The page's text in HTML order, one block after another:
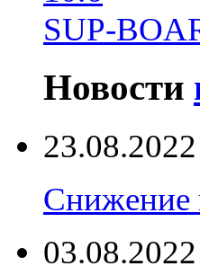
SUP-
Новости
23.08.2022
03.08.2022